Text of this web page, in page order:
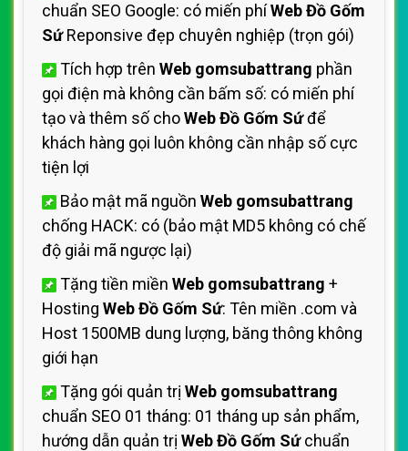
chuẩn SEO Google: có miến phíWeb Đồ Gốm
SứReponsive đẹp chuyên nghiệp (trọn gói)
Tích hợp trên Web gomsubattrang phần
gọi điện mà không cần bấm số: có miến phí
tạo và thêm số choWeb Đồ Gốm Sứđể
khách hàng gọi luôn không cần nhập số cực
tiện lợi
Bảo mật mã nguồn Web gomsubattrang
chống HACK: có (bảo mật MD5 không có chế
độ giải mã ngược lại)
Tặng tiền miền Web gomsubattrang +
Hosting Web Đồ Gốm Sứ: Tên miền .com và
Host 1500MB dung lượng, băng thông không
giới hạn
Tặng gói quản trị Web gomsubattrang
chuẩn SEO 01 tháng: 01 tháng up sản phẩm,
hướng dẫn quản trị Web Đồ Gốm Sứchuẩn